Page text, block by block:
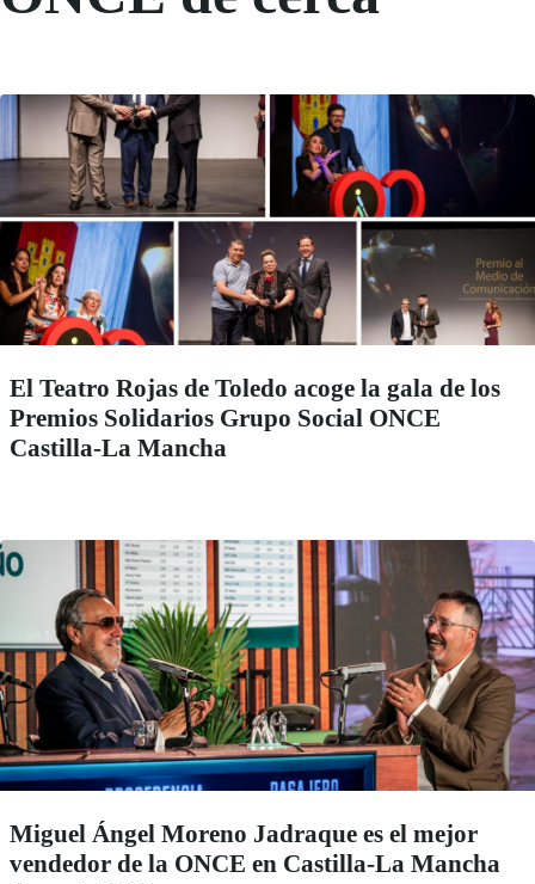
El Teatro Rojas de Toledo acoge la gala de los
Premios Solidarios Grupo Social ONCE
Castilla-La Mancha
Miguel Ángel Moreno Jadraque es el mejor
vendedor de la ONCE en Castilla-La Mancha